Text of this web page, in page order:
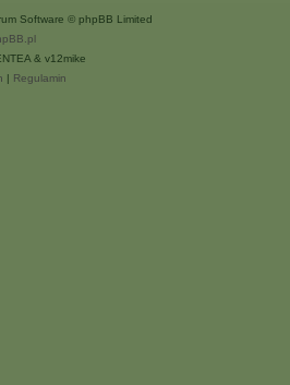
Software © phpBB Limited
& v12mike
| Regulamin